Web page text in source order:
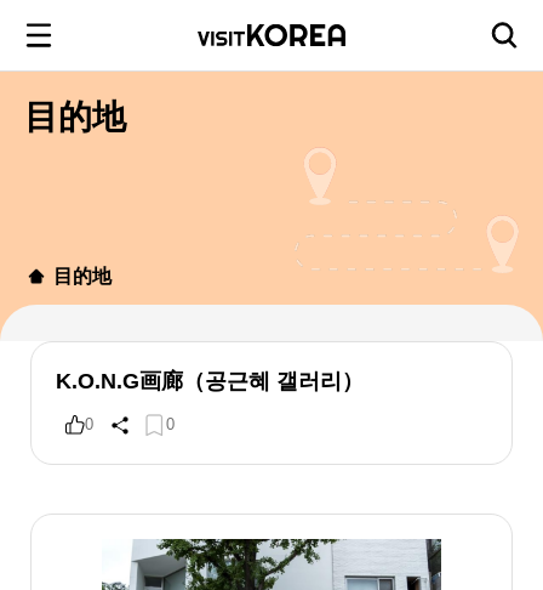
目的地
目的地
K.O.N.G画廊（공근혜 갤러리）
0 0